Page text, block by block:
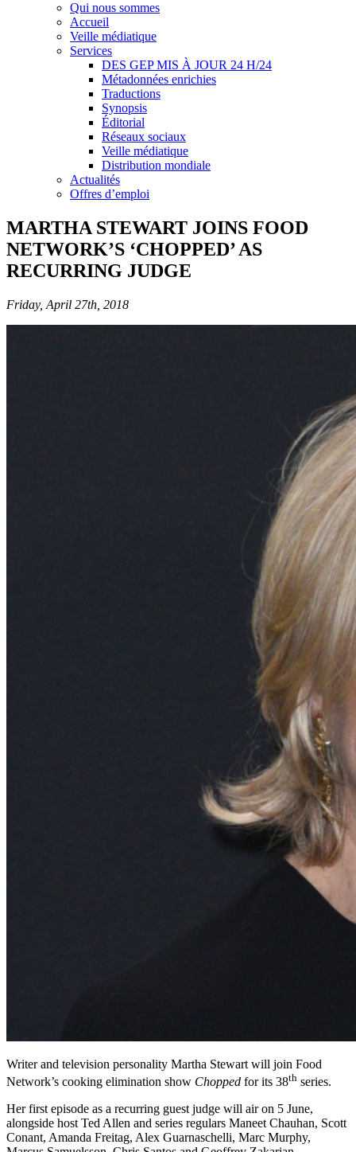
Qui nous sommes
Accueil
Veille médiatique
Services
DES GEP MIS À JOUR 24 H/24
Métadonnées enrichies
Traductions
Synopsis
Éditorial
Réseaux sociaux
Veille médiatique
Distribution mondiale
Actualités
Offres d’emploi
MARTHA STEWART JOINS FOOD
NETWORK’S ‘CHOPPED’ AS
RECURRING JUDGE
Friday, April 27th, 2018
Writer and television personality Martha Stewart will join Food
Network’s cooking elimination show Chopped for its 38th series.
Her first episode as a recurring guest judge will air on 5 June,
alongside host Ted Allen and series regulars Maneet Chauhan, Scott
Conant, Amanda Freitag, Alex Guarnaschelli, Marc Murphy,